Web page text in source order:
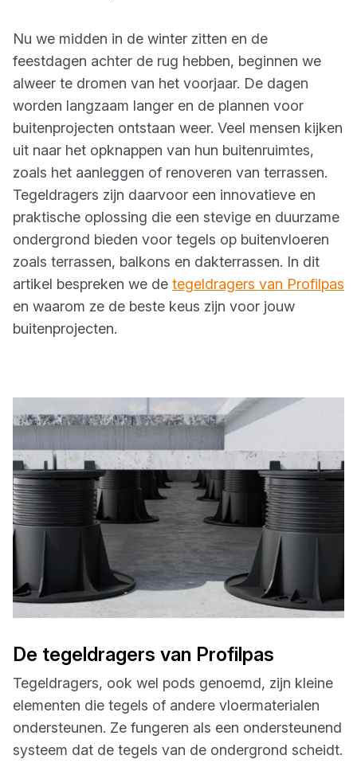
Nu we midden in de winter zitten en de
feestdagen achter de rug hebben, beginnen we
alweer te dromen van het voorjaar. De dagen
worden langzaam langer en de plannen voor
buitenprojecten ontstaan weer. Veel mensen kijken
uit naar het opknappen van hun buitenruimtes,
zoals het aanleggen of renoveren van terrassen.
Tegeldragers zijn daarvoor een innovatieve en
praktische oplossing die een stevige en duurzame
ondergrond bieden voor tegels op buitenvloeren
zoals terrassen, balkons en dakterrassen. In dit
artikel bespreken we de tegeldragers van Profilpas
en waarom ze de beste keus zijn voor jouw
buitenprojecten.
De tegeldragers van Profilpas
Tegeldragers, ook wel pods genoemd, zijn kleine
elementen die tegels of andere vloermaterialen
ondersteunen. Ze fungeren als een ondersteunend
systeem dat de tegels van de ondergrond scheidt.